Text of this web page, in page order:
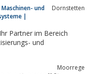
und
|
Dornstetten
Partner im Bereich
Moorrege